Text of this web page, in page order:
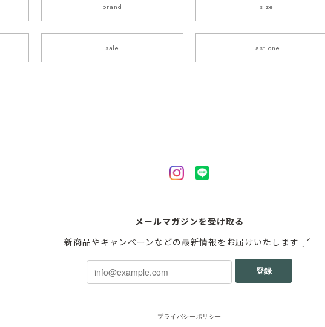
brand size
sale last one
メールマガジンを受け取る
新商品やキャンペーンなどの最新情報をお届けいたします ˎˊ˗
登録
プライバシーポリシー